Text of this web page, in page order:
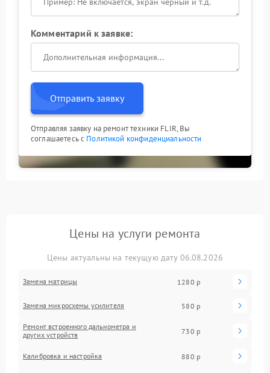
Комментарий к заявке:
Отправить заявку
Отправляя заявку на ремонт техники FLIR, Вы
соглашаетесь с Политикой конфиденциальности
Цены на услуги ремонта
Цены актуальны на текущую дату 06.08.2026
Замена матрицы 1280 р
Замена микросхемы усилителя 580 р
Ремонт встроенного дальнометра и
других устройств
730 р
Калибровка и настройка 880 р